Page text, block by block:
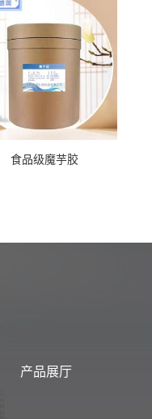
食品级魔芋胶
产品展厅